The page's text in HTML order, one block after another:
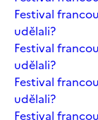
Festival
udělali?
Festival
udělali?
Festival
udělali?
Festival